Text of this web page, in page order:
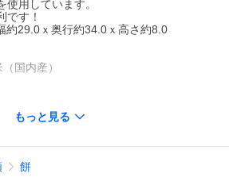
使用しています。
です！
約29.0ｘ奥行約34.0ｘ高さ約8.0
国内産）
がりください。
リスフーズ
もっと見る
餅